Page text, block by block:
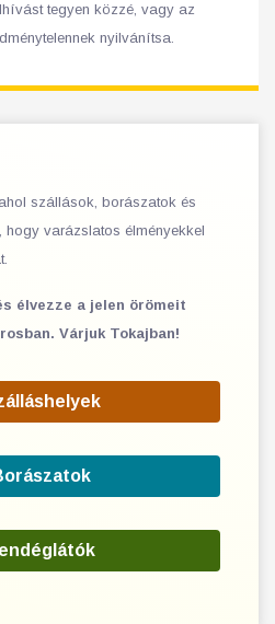
tegyen közzé, vagy az
nyilvánítsa.
szállások, borászatok és
varázslatos élményekkel
élvezze a jelen örömeit
Várjuk Tokajban!